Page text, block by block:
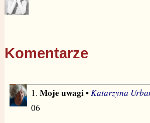
Komentarze
1. Moje uwagi• Katarzyna
06